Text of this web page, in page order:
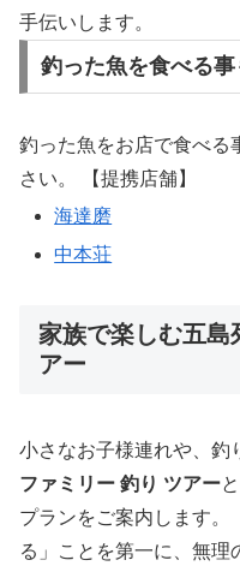
手伝いします。
釣った魚を食べる
釣った魚をお店で食べる
さい。 【提携店舗】
海達磨
中本荘
家族で楽しむ五島
アー
小さなお子様連れや、釣
ファミリー 釣り ツアー
プランをご案内します。
る」ことを第一に、無理